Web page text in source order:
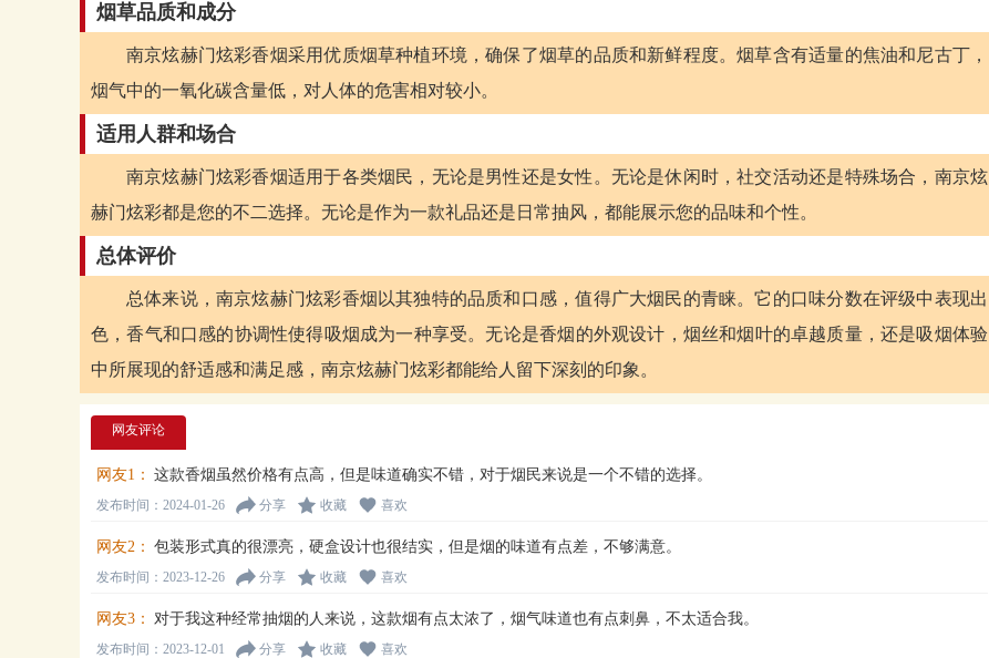
烟草品质和成分
南京炫赫门炫彩香烟采用优质烟草种植环境，确保了烟草的品质和新鲜程度。烟草含有适量的焦油和尼古丁，
烟气中的一氧化碳含量低，对人体的危害相对较小。
适用人群和场合
南京炫赫门炫彩香烟适用于各类烟民，无论是男性还是女性。无论是休闲时，社交活动还是特殊场合，南京炫
赫门炫彩都是您的不二选择。无论是作为一款礼品还是日常抽风，都能展示您的品味和个性。
总体评价
总体来说，南京炫赫门炫彩香烟以其独特的品质和口感，值得广大烟民的青睐。它的口味分数在评级中表现出
色，香气和口感的协调性使得吸烟成为一种享受。无论是香烟的外观设计，烟丝和烟叶的卓越质量，还是吸烟体验
中所展现的舒适感和满足感，南京炫赫门炫彩都能给人留下深刻的印象。
网友评论
网友1： 这款香烟虽然价格有点高，但是味道确实不错，对于烟民来说是一个不错的选择。
发布时间：2024-01-26 分享 收藏 喜欢
网友2： 包装形式真的很漂亮，硬盒设计也很结实，但是烟的味道有点差，不够满意。
发布时间：2023-12-26 分享 收藏 喜欢
网友3： 对于我这种经常抽烟的人来说，这款烟有点太浓了，烟气味道也有点刺鼻，不太适合我。
发布时间：2023-12-01 分享 收藏 喜欢